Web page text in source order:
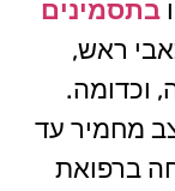
בתסמינים
ראש,
וכדומה.
מחמיר עד
ברפואת